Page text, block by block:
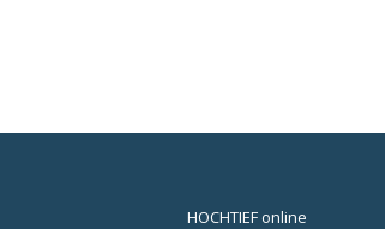
HOCHTIEF online